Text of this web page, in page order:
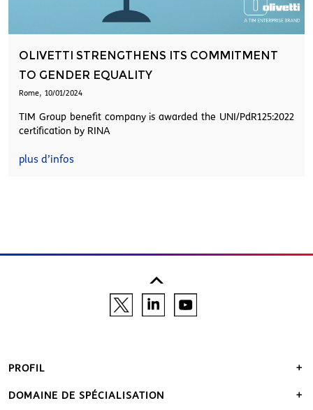
OLIVETTI STRENGTHENS ITS COMMITMENT
TO GENDER EQUALITY
Rome, 10/01/2024
TIM Group benefit company is awarded the UNI/PdR125:2022
certification by RINA
plus d’infos
PROFIL
DOMAINE DE SPÉCIALISATION